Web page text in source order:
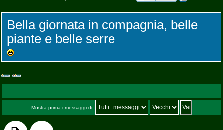
Bella giornata in compagnia, belle
piante e belle serre
Mostra prima i messaggi di: